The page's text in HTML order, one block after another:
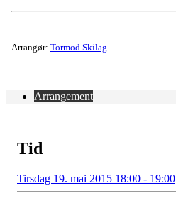
Arrangør: Tormod Skilag
Arrangement
Tid
Tirsdag 19. mai 2015 18:00 - 19:00